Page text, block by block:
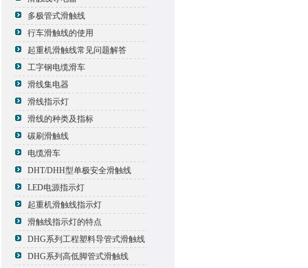
多极管式滑触线
行车滑触线的使用
起重机滑触线常见问题解答
工字钢电缆滑车
滑线集电器
滑线指示灯
滑线的种类及指标
碳刷滑触线
电缆滑车
DHT/DHH型单极安全滑触线
LED电源指示灯
起重机滑触线指示灯
滑触线指示灯的特点
DHG系列工程塑料导管式滑触线
DHG系列高低脚管式滑触线